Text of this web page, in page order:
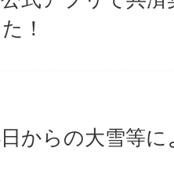
！
からの大雪等